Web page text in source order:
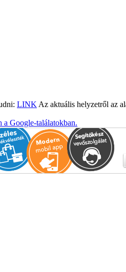
LINK Az aktuális helyzetről az
a Google-találatokban.